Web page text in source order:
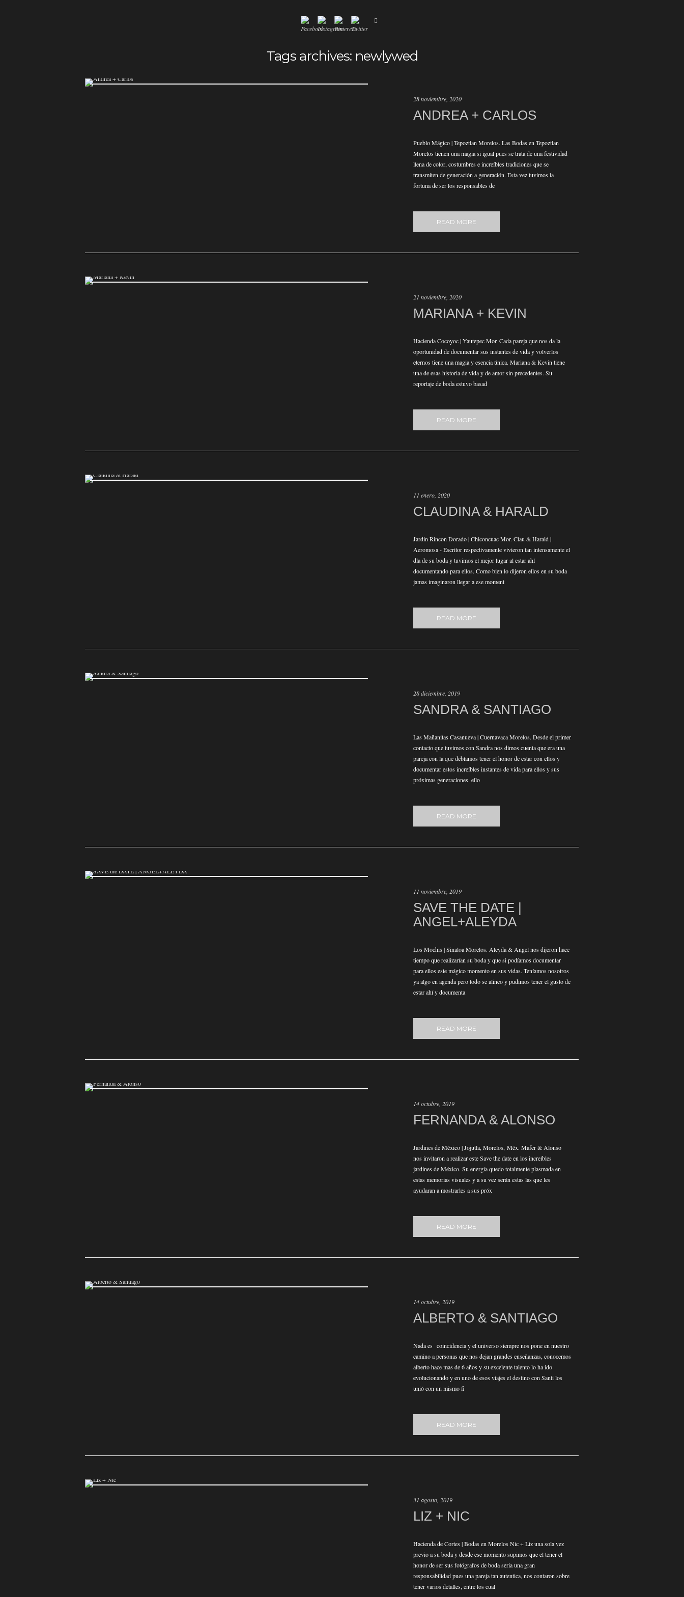
Tags archives: newlywed
28 noviembre, 2020
ANDREA + CARLOS
Pueblo Mágico | Tepoztlan Morelos. Las Bodas en Tepoztlan
Morelos tienen una magia si igual pues se trata de una festividad
llena de color, costumbres e increíbles tradiciones que se
transmiten de generación a generación. Esta vez tuvimos la
fortuna de ser los responsables de
READ MORE
21 noviembre, 2020
MARIANA + KEVIN
Hacienda Cocoyoc | Yautepec Mor. Cada pareja que nos da la
oportunidad de documentar sus instantes de vida y volverlos
eternos tiene una magia y esencia única. Mariana & Kevin tiene
una de esas historia de vida y de amor sin precedentes. Su
reportaje de boda estuvo basad
READ MORE
11 enero, 2020
CLAUDINA & HARALD
Jardin Rincon Dorado | Chiconcuac Mor. Clau & Harald |
Aeromosa - Escritor respectivamente vivieron tan intensamente el
día de su boda y tuvimos el mejor lugar al estar ahí
documentando para ellos. Como bien lo dijeron ellos en su boda
jamas imaginaron llegar a ese moment
READ MORE
28 diciembre, 2019
SANDRA & SANTIAGO
Las Mañanitas Casanueva | Cuernavaca Morelos. Desde el primer
contacto que tuvimos con Sandra nos dimos cuenta que era una
pareja con la que debíamos tener el honor de estar con ellos y
documentar estos increíbles instantes de vida para ellos y sus
próximas generaciones. ello
READ MORE
11 noviembre, 2019
SAVE THE DATE |
ANGEL+ALEYDA
Los Mochis | Sinaloa Morelos. Aleyda & Angel nos dijeron hace
tiempo que realizarían su boda y que si podíamos documentar
para ellos este mágico momento en sus vidas. Teníamos nosotros
ya algo en agenda pero todo se alineo y pudimos tener el gusto de
estar ahí y documenta
READ MORE
14 octubre, 2019
FERNANDA & ALONSO
Jardines de México | Jojutla, Morelos, Méx. Mafer & Alonso
nos invitaron a realizar este Save the date en los increíbles
jardines de México. Su energía quedo totalmente plasmada en
estas memorias visuales y a su vez serán estas las que les
ayudaran a mostrarles a sus próx
READ MORE
14 octubre, 2019
ALBERTO & SANTIAGO
Nada es coincidencia y el universo siempre nos pone en nuestro
camino a personas que nos dejan grandes enseñanzas, conocemos
alberto hace mas de 6 años y su excelente talento lo ha ido
evolucionando y en uno de esos viajes el destino con Santi los
unió con un mismo fi
READ MORE
31 agosto, 2019
LIZ + NIC
Hacienda de Cortes | Bodas en Morelos Nic + Liz una sola vez
previo a su boda y desde ese momento supimos que el tener el
honor de ser sus fotógrafos de boda seria una gran
responsabilidad pues una pareja tan autentica, nos contaron sobre
tener varios detalles, entre los cual